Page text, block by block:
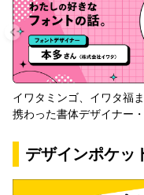
イワタミンゴ、イワタ福
携わった書体デザイナー
デザインポケッ